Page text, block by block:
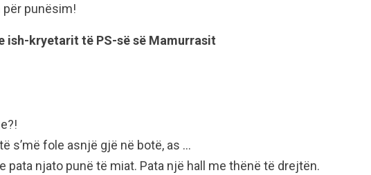
për punësim!
ish-kryetarit të PS-së së Mamurrasit
s’më fole asnjë gjë në botë, as …
pata njato punë të miat. Pata një hall me thënë të drejtën.